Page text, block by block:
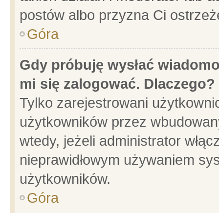
postów albo przyzna Ci
Góra
Gdy próbuję wysłać
mi się zalogować. Dlaczego?
Tylko zarejestrowani
użytkowników przez
wtedy, jeżeli administrator
nieprawidłowym używaniem
użytkowników.
Góra